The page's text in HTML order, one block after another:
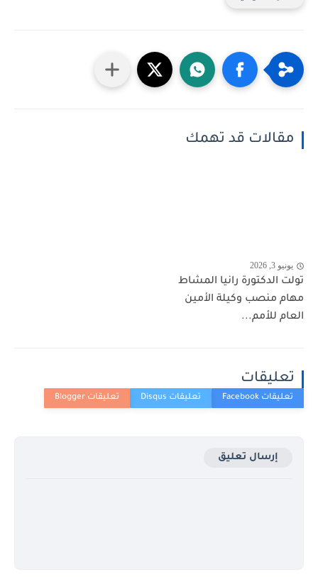
مقالات قد تهمك
يونيو 3, 2026
تولت الدكتورة رانيا المشاط
مهام منصب وكيلة الأمين
العام للأمم...
تعليقات
إرسال تعليق